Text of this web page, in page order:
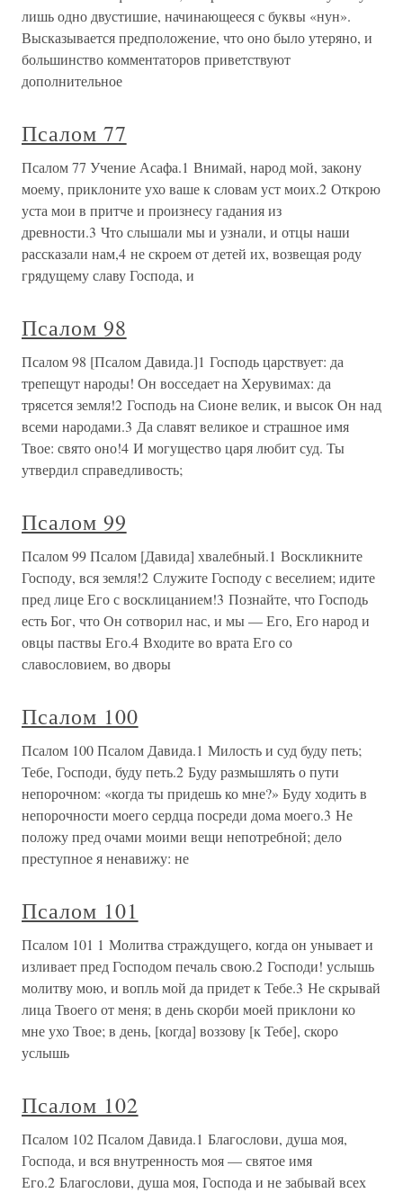
лишь одно двустишие, начинающееся с буквы «нун».
Высказывается предположение, что оно было утеряно, и
большинство комментаторов приветствуют
дополнительное
Псалом 77
Псалом 77 Учение Асафа.1 Внимай, народ мой, закону
моему, приклоните ухо ваше к словам уст моих.2 Открою
уста мои в притче и произнесу гадания из
древности.3 Что слышали мы и узнали, и отцы наши
рассказали нам,4 не скроем от детей их, возвещая роду
грядущему славу Господа, и
Псалом 98
Псалом 98 [Псалом Давида.]1 Господь царствует: да
трепещут народы! Он восседает на Херувимах: да
трясется земля!2 Господь на Сионе велик, и высок Он над
всеми народами.3 Да славят великое и страшное имя
Твое: свято оно!4 И могущество царя любит суд. Ты
утвердил справедливость;
Псалом 99
Псалом 99 Псалом [Давида] хвалебный.1 Воскликните
Господу, вся земля!2 Служите Господу с веселием; идите
пред лице Его с восклицанием!3 Познайте, что Господь
есть Бог, что Он сотворил нас, и мы — Его, Его народ и
овцы паствы Его.4 Входите во врата Его со
славословием, во дворы
Псалом 100
Псалом 100 Псалом Давида.1 Милость и суд буду петь;
Тебе, Господи, буду петь.2 Буду размышлять о пути
непорочном: «когда ты придешь ко мне?» Буду ходить в
непорочности моего сердца посреди дома моего.3 Не
положу пред очами моими вещи непотребной; дело
преступное я ненавижу: не
Псалом 101
Псалом 101 1 Молитва страждущего, когда он унывает и
изливает пред Господом печаль свою.2 Господи! услышь
молитву мою, и вопль мой да придет к Тебе.3 Не скрывай
лица Твоего от меня; в день скорби моей приклони ко
мне ухо Твое; в день, [когда] воззову [к Тебе], скоро
услышь
Псалом 102
Псалом 102 Псалом Давида.1 Благослови, душа моя,
Господа, и вся внутренность моя — святое имя
Его.2 Благослови, душа моя, Господа и не забывай всех